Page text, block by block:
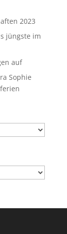
2023
jüngste im
auf
Sophie